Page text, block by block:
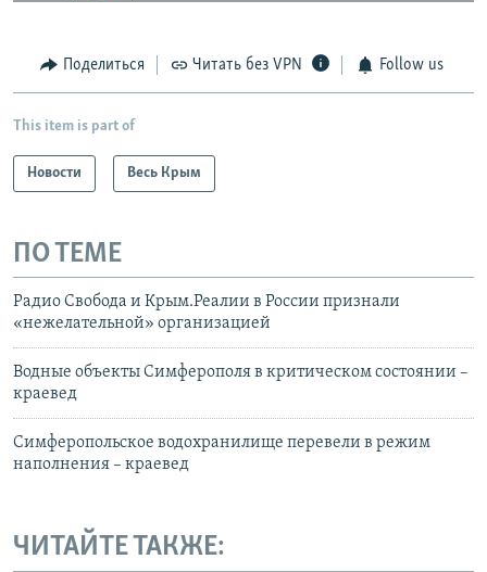
установить VPN
Поделиться Читать без VPN Follow us
This item is part of
Новости Весь Крым
ПО ТЕМЕ
Радио Свобода и Крым.Реалии в России признали
«нежелательной» организацией
Водные объекты Симферополя в критическом состоянии –
краевед
Симферопольское водохранилище перевели в режим
наполнения – краевед
ЧИТАЙТЕ ТАКЖЕ: